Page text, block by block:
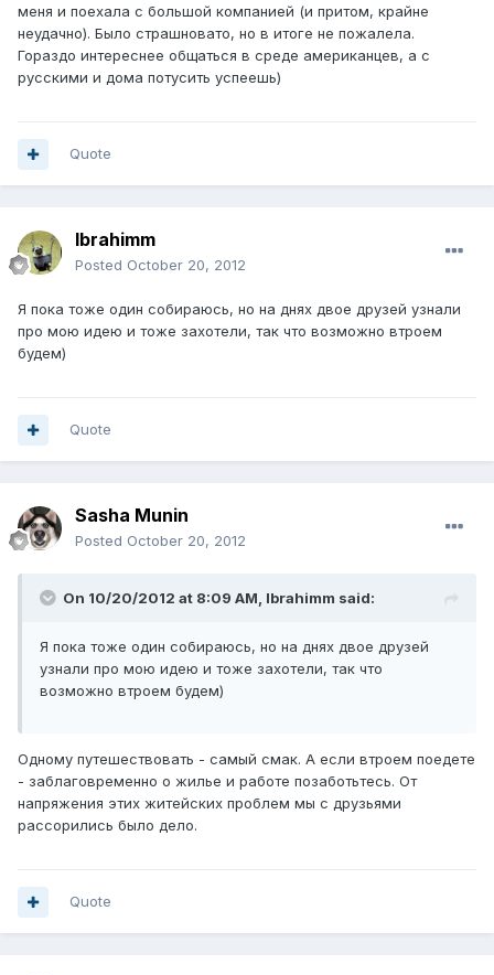
меня и поехала с большой компанией (и притом, крайне
неудачно). Было страшновато, но в итоге не пожалела.
Гораздо интереснее общаться в среде американцев, а с
русскими и дома потусить успеешь)
Quote
Ibrahimm
Posted October 20, 2012
Я пока тоже один собираюсь, но на днях двое друзей узнали
про мою идею и тоже захотели, так что возможно втроем
будем)
Quote
Sasha Munin
Posted October 20, 2012
On 10/20/2012 at 8:09 AM, Ibrahimm said:
Я пока тоже один собираюсь, но на днях двое друзей
узнали про мою идею и тоже захотели, так что
возможно втроем будем)
Одному путешествовать - самый смак. А если втроем поедете
- заблаговременно о жилье и работе позаботьтесь. От
напряжения этих житейских проблем мы с друзьями
рассорились было дело.
Quote